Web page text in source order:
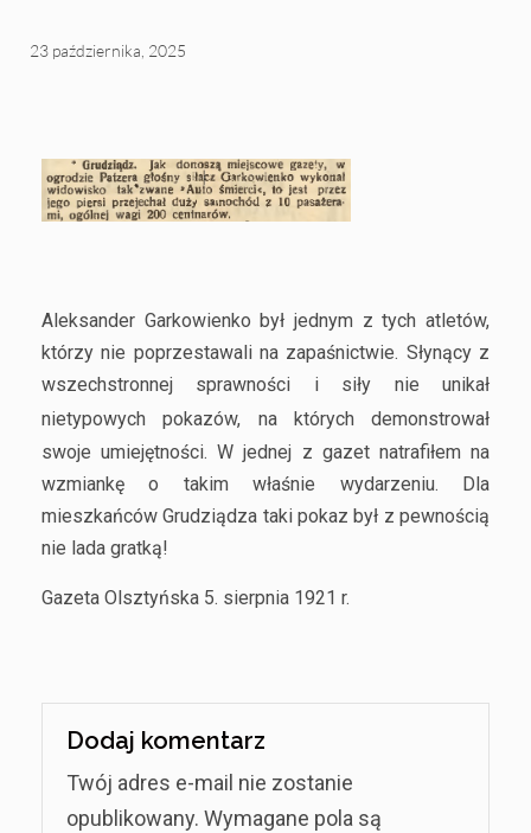
23 października, 2025
Aleksander Garkowienko był jednym z tych atletów,
którzy nie poprzestawali na zapaśnictwie. Słynący z
wszechstronnej sprawności i siły nie unikał
nietypowych pokazów, na których demonstrował
swoje umiejętności. W jednej z gazet natrafiłem na
wzmiankę o takim właśnie wydarzeniu. Dla
mieszkańców Grudziądza taki pokaz był z pewnością
nie lada gratką!
Gazeta Olsztyńska 5. sierpnia 1921 r.
Dodaj komentarz
Twój adres e-mail nie zostanie
opublikowany. Wymagane pola są